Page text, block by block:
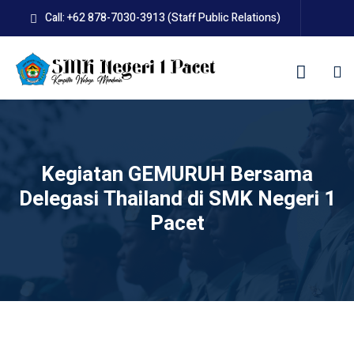
content
Call: +62 878-7030-3913 (Staff Public Relations)
Kegiatan GEMURUH Bersama
Delegasi Thailand di SMK Negeri 1
Pacet